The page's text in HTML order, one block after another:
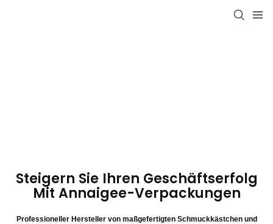
Steigern Sie Ihren Geschäftserfolg
Mit Annaigee-Verpackungen
Professioneller Hersteller von maßgefertigten Schmuckkästchen und